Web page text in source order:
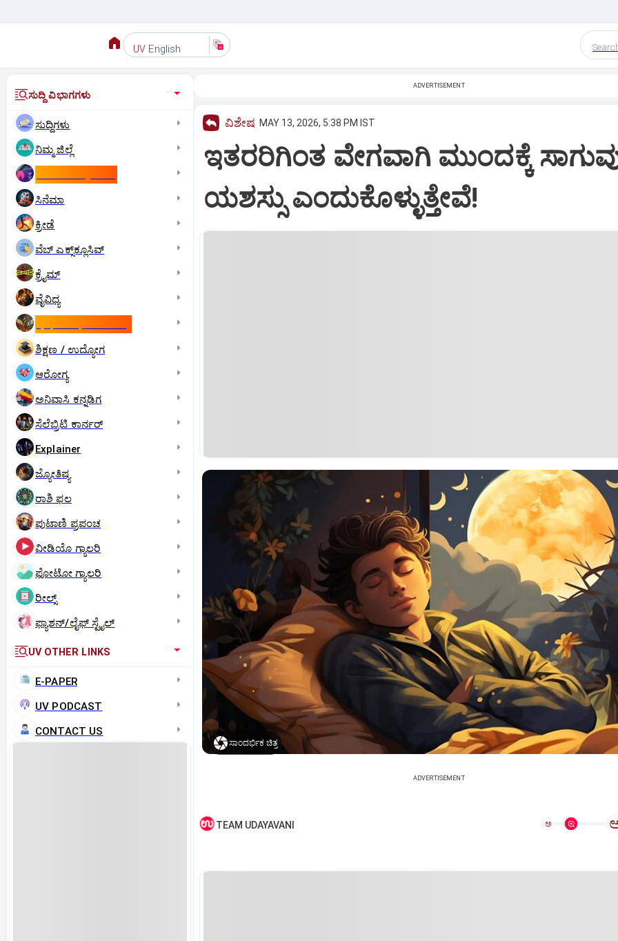
UV English
ಸುದ್ದಿ ವಿಭಾಗಗಳು
ಸುದ್ದಿಗಳು
ನಿಮ್ಮ ಜಿಲ್ಲೆ
ಸಿನೆಮಾ
ಕ್ರೀಡೆ
ವೆಬ್ ಎಕ್ಸ್‌ಕ್ಲೂಸಿವ್
ಕ್ರೈಮ್
ವೈವಿಧ್ಯ
ಶಿಕ್ಷಣ / ಉದ್ಯೋಗ
ಆರೋಗ್ಯ
ಅನಿವಾಸಿ ಕನ್ನಡಿಗ
ಸೆಲೆಬ್ರಿಟಿ ಕಾರ್ನರ್‌
Explainer
ಜ್ಯೋತಿಷ್ಯ
ರಾಶಿ ಫಲ
ಪುಟಾಣಿ ಪ್ರಪಂಚ
ವೀಡಿಯೊ ಗ್ಯಾಲರಿ
ಫೋಟೋ ಗ್ಯಾಲರಿ
ರೀಲ್ಸ್
ಫ್ಯಾಶನ್/ಲೈಫ್‌ ಸ್ಟೈಲ್
UV OTHER LINKS
E-PAPER
UV PODCAST
CONTACT US
ADVERTISEMENT
ವಿಶೇಷ MAY 13, 2026, 5:38 PM IST
ಇತರರಿಗಿಂತ ವೇಗವಾಗಿ ಮುಂದಕ್ಕೆ
ಯಶಸ್ಸು ಎಂದುಕೊಳ್ಳುತ್ತೇವೆ!
ಸಾಂದರ್ಭಿಕ ಚಿತ್ರ
ADVERTISEMENT
TEAM UDAYAVANI ಅ